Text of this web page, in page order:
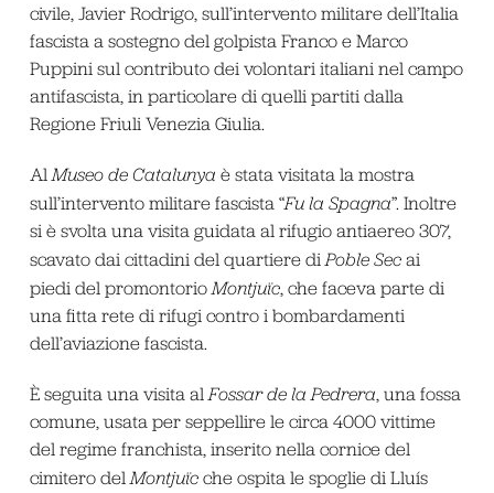
civile, Javier Rodrigo, sull’intervento militare dell’Italia
fascista a sostegno del golpista Franco e Marco
Puppini sul contributo dei volontari italiani nel campo
antifascista, in particolare di quelli partiti dalla
Regione Friuli Venezia Giulia.
AlMuseo de Catalunya è stata visitata la mostra
sull’intervento militare fascista “Fu la Spagna”. Inoltre
si è svolta una visita guidata al rifugio antiaereo 307,
scavato dai cittadini del quartiere diPoble Secai
piedi del promontorioMontjuïc, che faceva parte di
una fitta rete di rifugi contro i bombardamenti
dell’aviazione fascista.
È seguita una visita alFossar de la Pedrera, una fossa
comune, usata per seppellire le circa 4000 vittime
del regime franchista, inserito nella cornice del
cimitero delMontjuïcche ospita le spoglie di Lluís